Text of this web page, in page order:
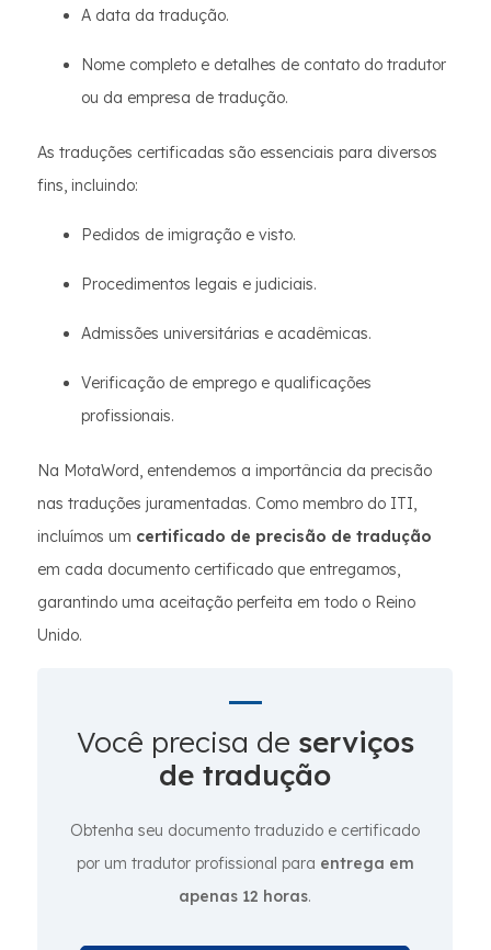
A data da tradução.
Nome completo e detalhes de contato do tradutor
ou da empresa de tradução.
As traduções certificadas são essenciais para diversos
fins, incluindo:
Pedidos de imigração e visto.
Procedimentos legais e judiciais.
Admissões universitárias e acadêmicas.
Verificação de emprego e qualificações
profissionais.
Na MotaWord, entendemos a importância da precisão
nas traduções juramentadas. Como membro do ITI,
incluímos um certificado de precisão de tradução
em cada documento certificado que entregamos,
garantindo uma aceitação perfeita em todo o Reino
Unido.
Você precisa de serviços
de tradução
Obtenha seu documento traduzido e certificado
por um tradutor profissional para entrega em
apenas 12 horas.